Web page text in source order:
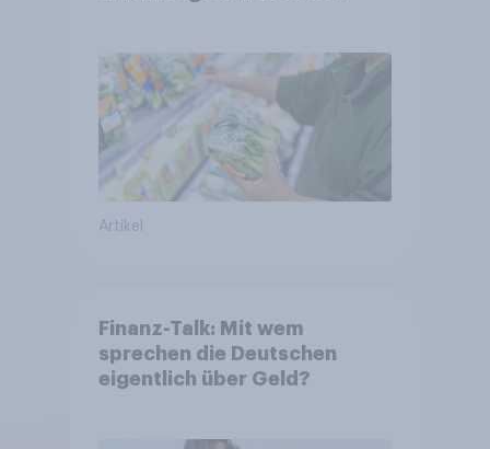
Artikel
Finanz-Talk: Mit wem
sprechen die Deutschen
eigentlich über Geld?